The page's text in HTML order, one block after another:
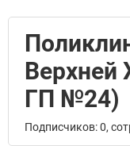
Верхней
ГП №24)
Подписчиков: 0,